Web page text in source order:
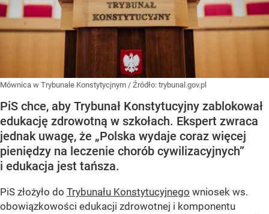
Mównica w Trybunale Konstytycjnym / Źródło: trybunal.gov.pl
PiS chce, aby Trybunał Konstytucyjny zablokował
edukację zdrowotną w szkołach. Ekspert zwraca
jednak uwagę, że „Polska wydaje coraz więcej
pieniędzy na leczenie chorób cywilizacyjnych”
i edukacja jest tańsza.
PiS złożyło do Trybunału Konstytucyjnego wniosek ws.
obowiązkowości edukacji zdrowotnej i komponentu